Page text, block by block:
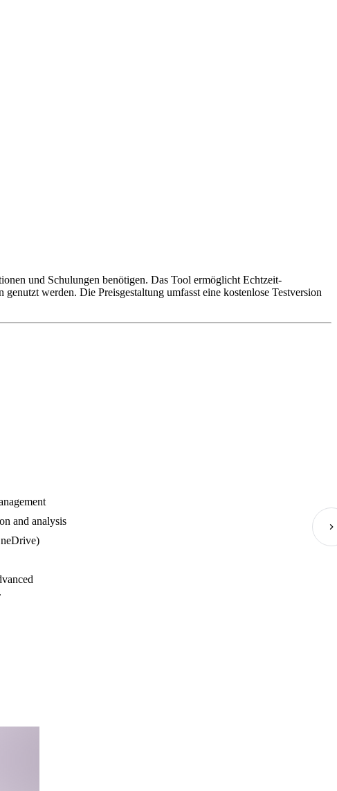
und Schulungen benötigen. Das Tool ermöglicht Echtzeit-
werden. Die Preisgestaltung umfasst eine kostenlose Testversion
and analysis